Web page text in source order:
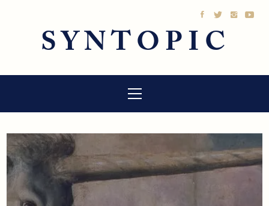
SYNTOPIC
principal